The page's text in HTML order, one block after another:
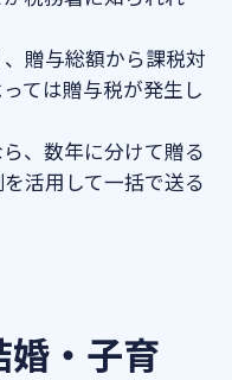
贈与総額から課税対
ては贈与税が発生し
、数年に分けて贈る
活用して一括で送る
・子育